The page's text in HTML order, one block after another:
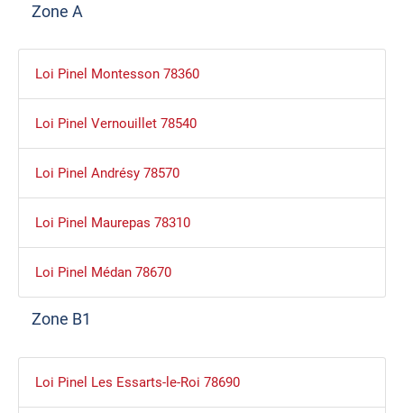
Zone A
Loi Pinel Montesson 78360
Loi Pinel Vernouillet 78540
Loi Pinel Andrésy 78570
Loi Pinel Maurepas 78310
Loi Pinel Médan 78670
Zone B1
Loi Pinel Les Essarts-le-Roi 78690